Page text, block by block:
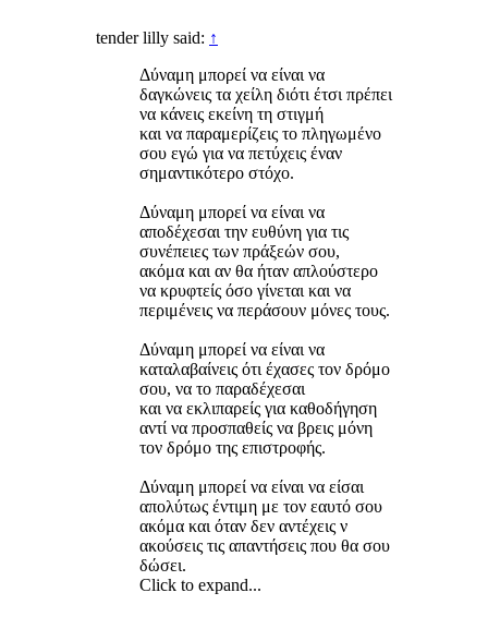
tender lilly said: ↑
Δύναμη μπορεί να είναι να
δαγκώνεις τα χείλη διότι έτσι πρέπει
να κάνεις εκείνη τη στιγμή
και να παραμερίζεις το πληγωμένο
σου εγώ για να πετύχεις έναν
σημαντικότερο στόχο.
Δύναμη μπορεί να είναι να
αποδέχεσαι την ευθύνη για τις
συνέπειες των πράξεών σου,
ακόμα και αν θα ήταν απλούστερο
να κρυφτείς όσο γίνεται και να
περιμένεις να περάσουν μόνες τους.
Δύναμη μπορεί να είναι να
καταλαβαίνεις ότι έχασες τον δρόμο
σου, να το παραδέχεσαι
και να εκλιπαρείς για καθοδήγηση
αντί να προσπαθείς να βρεις μόνη
τον δρόμο της επιστροφής.
Δύναμη μπορεί να είναι να είσαι
απολύτως έντιμη με τον εαυτό σου
ακόμα και όταν δεν αντέχεις ν
ακούσεις τις απαντήσεις που θα σου
δώσει.
Click to expand...